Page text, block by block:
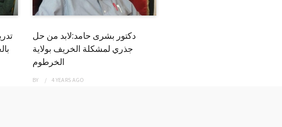
دكتور بشرى حامد:لابد من حل
جذري لمشكلة الخريف بولاية
الخرطوم
BY 4 YEARS AGO